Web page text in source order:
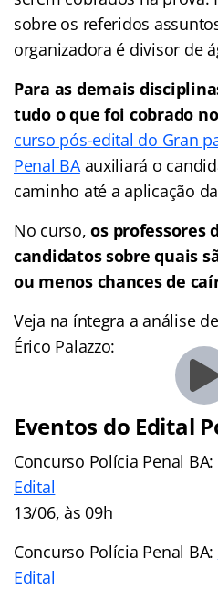
sobre os referidos
organizadora é divisor de
Para as demais
tudo o que foi cobrado
curso pós-edital do Gran
Penal BAauxiliará o
caminho até a aplicação
No curso,os professores
candidatos sobre quais
ou menos chances de
Veja na íntegra a análise
Érico Palazzo:
Eventos do Edital
Concurso Polícia Penal BA:
Edital
13/06, às 09h
Concurso Polícia Penal BA:
Edital